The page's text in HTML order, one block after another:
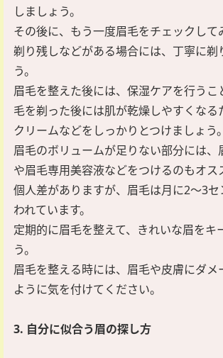
しましょう。
その後に、もう一度眉毛をチェックして
剃り残しなどがある場合には、丁寧に剃
う。
眉毛を整えた後には、保湿ケアを行うこ
毛を剃った後には肌が乾燥しやすくなる
クリームなどをしっかりとつけましょう。
眉毛のボリュームが足りない部分には、
や眉毛専用美容液などをつけるのもオス
個人差がありますが、眉毛は月に2～3
われています。
定期的に眉毛を整えて、きれいな眉をキ
う。
眉毛を整える時には、眉毛や皮膚にダメ
ように気を付けてください。
3. 自分に似合う眉の探し方